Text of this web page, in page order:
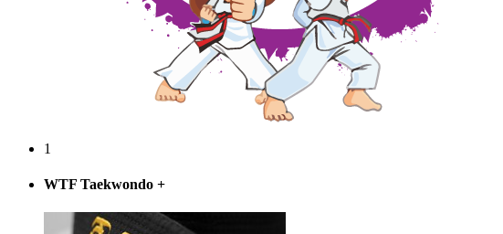
1
WTF Taekwondo +